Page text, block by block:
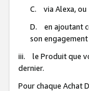
C. via Alexa, ou
D. en ajoutant
son
iii. le Produit que
dernier.
Pour chaque Achat